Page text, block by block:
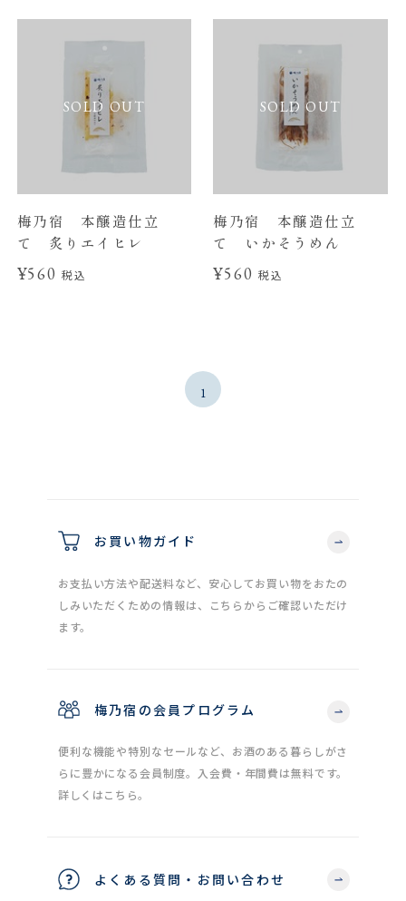
SOLD OUT
梅乃宿 本醸造仕立
て 炙りエイヒレ
¥560税込
SOLD OUT
梅乃宿 本醸造仕立
て いかそうめん
¥560税込
1
お買い物ガイド
お支払い方法や配送料など、安心してお買い物をおたの
しみいただくための情報は、こちらからご確認いただけ
ます。
梅乃宿の会員プログラム
便利な機能や特別なセールなど、お酒のある暮らしがさ
らに豊かになる会員制度。入会費・年間費は無料です。
詳しくはこちら。
よくある質問・お問い合わせ